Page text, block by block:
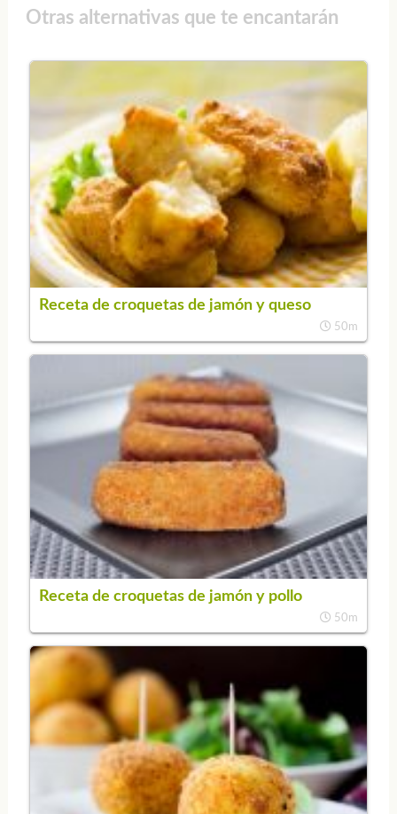
Otras alternativas que te encantarán
Receta de croquetas de jamón y queso
50m
Receta de croquetas de jamón y pollo
50m